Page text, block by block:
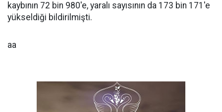
kaybının 72 bin 980'e, yaralı sayısının da 173 bin 171'e
yükseldiği bildirilmişti.
aa